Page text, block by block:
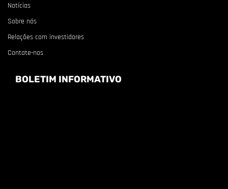
Notícias
Sobre nós
Relações com investidores
Contate-nos
BOLETIM INFORMATIVO